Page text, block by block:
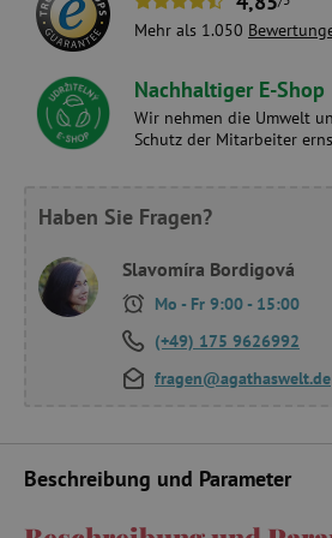
Mehr als 1.050
Nachhaltiger E-Shop
Wir nehmen die Umwelt
Schutz der Mitarbeiter
Haben Sie Fragen?
Slavomíra Bordigová
Mo - Fr 9:00 - 15:00
(+49) 175 9626992
fragen@agathaswelt.de
Beschreibung und Parameter